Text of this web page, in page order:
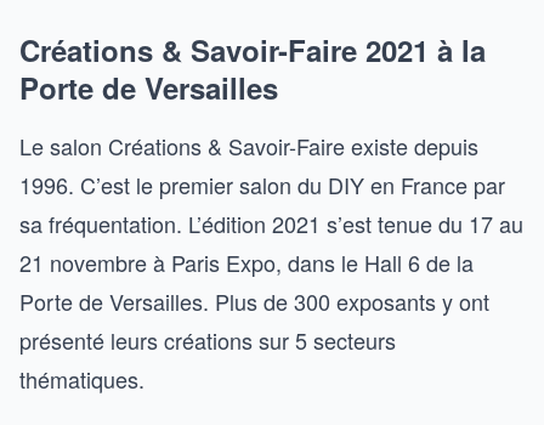
Créations & Savoir-Faire 2021 à la
Porte de Versailles
Le salon Créations & Savoir-Faire existe depuis
1996. C’est le premier salon du DIY en France par
sa fréquentation. L’édition 2021 s’est tenue du 17 au
21 novembre à Paris Expo, dans le Hall 6 de la
Porte de Versailles. Plus de 300 exposants y ont
présenté leurs créations sur 5 secteurs
thématiques.